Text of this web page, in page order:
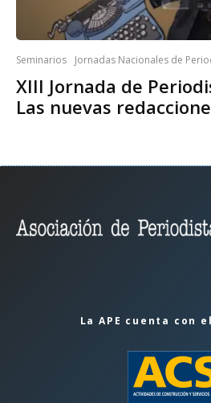
Seminarios Jornadas Nacionales de
XIII Jornada de
Las nuevas
La APE cuenta con